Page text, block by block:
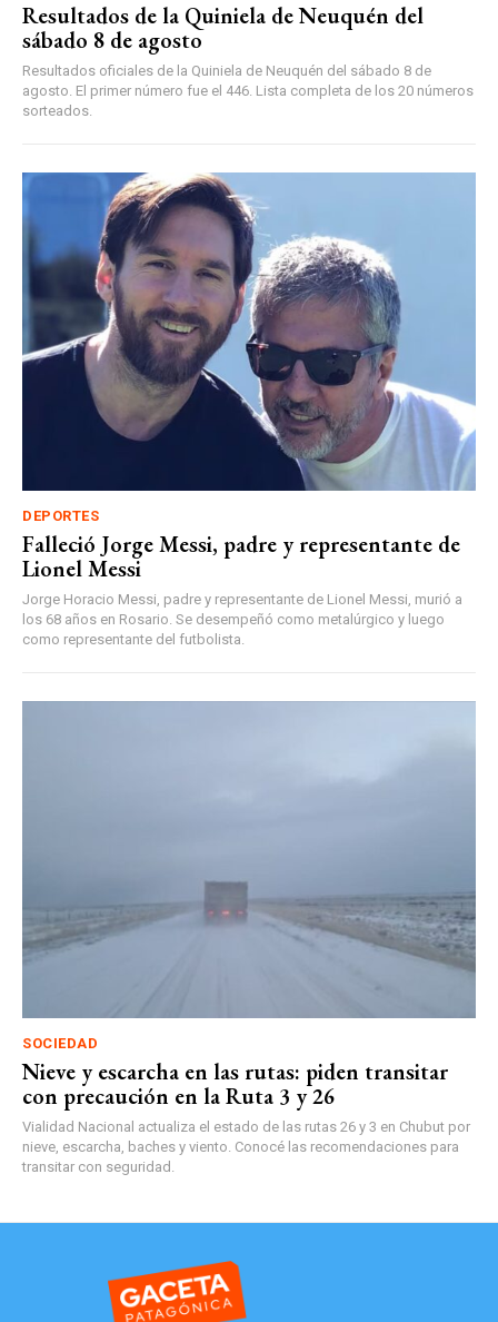
Resultados de la Quiniela de Neuquén del
sábado 8 de agosto
Resultados oficiales de la Quiniela de Neuquén del sábado 8 de
agosto. El primer número fue el 446. Lista completa de los 20 números
sorteados.
DEPORTES
Falleció Jorge Messi, padre y representante de
Lionel Messi
Jorge Horacio Messi, padre y representante de Lionel Messi, murió a
los 68 años en Rosario. Se desempeñó como metalúrgico y luego
como representante del futbolista.
SOCIEDAD
Nieve y escarcha en las rutas: piden transitar
con precaución en la Ruta 3 y 26
Vialidad Nacional actualiza el estado de las rutas 26 y 3 en Chubut por
nieve, escarcha, baches y viento. Conocé las recomendaciones para
transitar con seguridad.